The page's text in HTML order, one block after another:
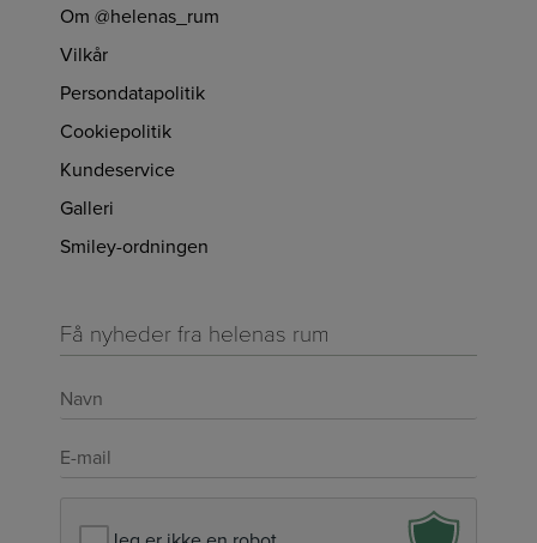
Om @helenas_rum
Vilkår
Persondatapolitik
Cookiepolitik
Kundeservice
Galleri
Smiley-ordningen
Få nyheder fra helenas rum
Navn
*
E-
mail